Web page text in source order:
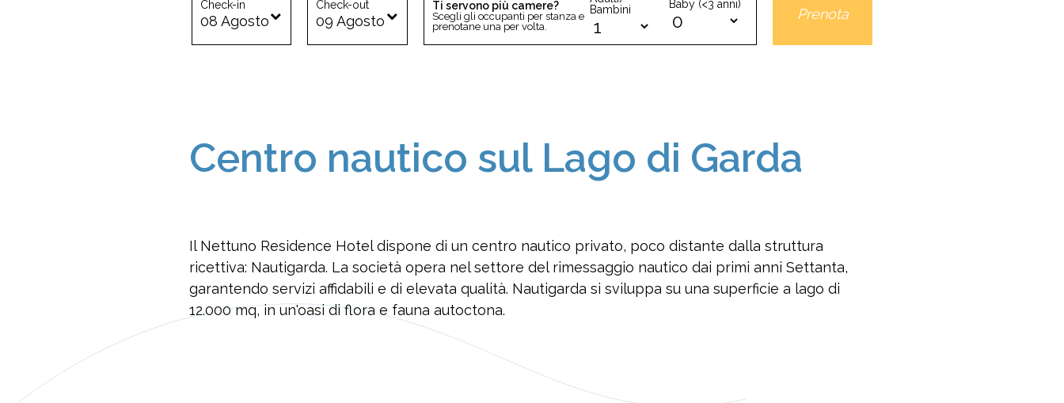
Check-in
08 Agosto
Check-out
09Agosto
Ti servono più camere?
Scegli gli occupanti per stanza e
prenotane una per volta.
Bambini
Baby (<3 anni)
Prenota
Centro nautico sul Lago di Garda
Il Nettuno Residence Hotel dispone di un centro nautico privato, poco distante dalla struttura
ricettiva: Nautigarda. La società opera nel settore del rimessaggio nautico dai primi anni Settanta,
garantendo servizi affidabili e di elevata qualità. Nautigarda si sviluppa su una superficie a lago di
12.000 mq, in un'oasi di flora e fauna autoctona.